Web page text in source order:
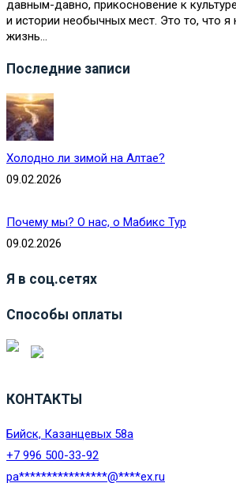
давным-давно, прикосновение к
и истории необычных мест. Это то, что
жизнь…
Последние записи
Холодно ли зимой на Алтае?
09.02.2026
Почему мы? О нас, о Мабикс Тур
09.02.2026
Я в соц.сетях
Способы оплаты
КОНТАКТЫ
Бийск, Казанцевых 58а
+7 996 500-33-92
pa****************@****ex.ru